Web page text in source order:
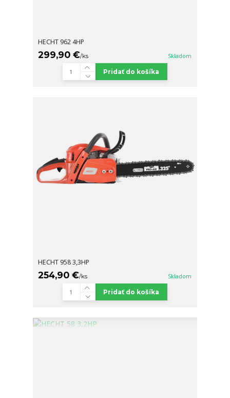
HECHT 962 4HP
299,90 €/ks Skladom
Pridať do košíka
HECHT 958 3,3HP
254,90 €/ks Skladom
Pridať do košíka